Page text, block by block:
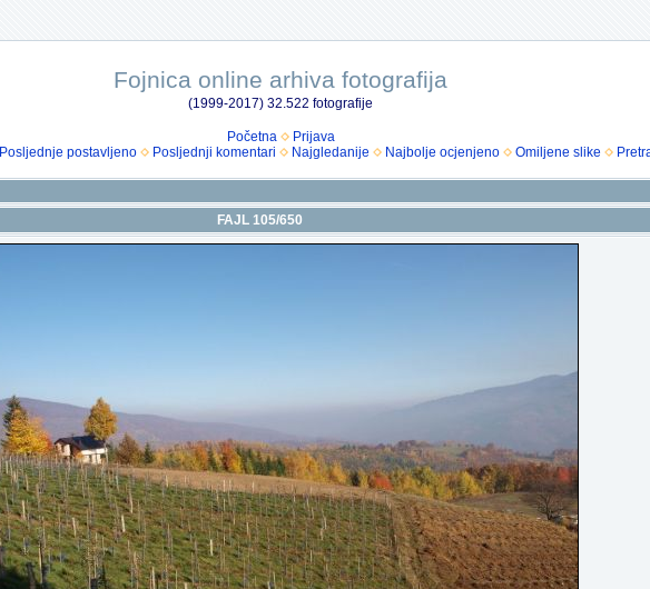
Fojnica online arhiva fotografija
(1999-2017) 32.522 fotografije
Početna
Prijava
Posljednje postavljeno Posljednji komentari Najgledanije Najbolje ocjenjeno Omiljene slike
FAJL 105/650